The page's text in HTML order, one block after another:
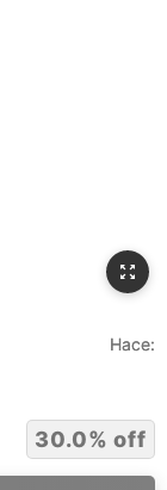
Hace:
30.0% off